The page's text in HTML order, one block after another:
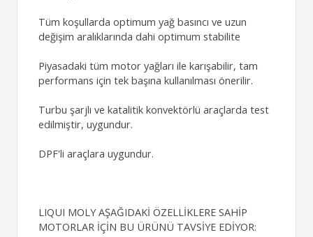
Tüm koşullarda optimum yağ basıncı ve uzun
değişim aralıklarında dahi optimum stabilite
Piyasadaki tüm motor yağları ile karışabilir, tam
performans için tek başına kullanılması önerilir.
Turbu şarjlı ve katalitik konvektörlü araçlarda test
edilmiştir, uygundur.
DPF'li araçlara uygundur.
LIQUI MOLY AŞAĞIDAKİ ÖZELLİKLERE SAHİP
MOTORLAR İÇİN BU ÜRÜNÜ TAVSİYE EDİYOR: